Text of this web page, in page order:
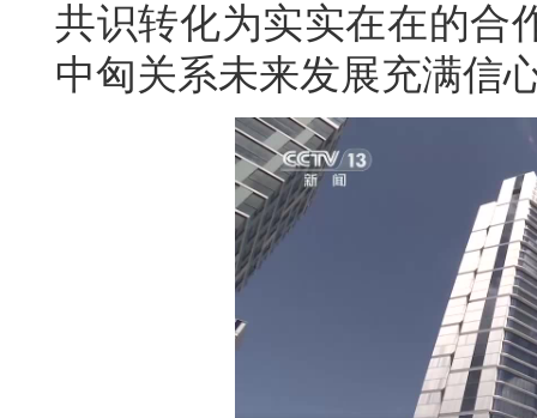
共识转化为实实在在的合
中匈关系未来发展充满信